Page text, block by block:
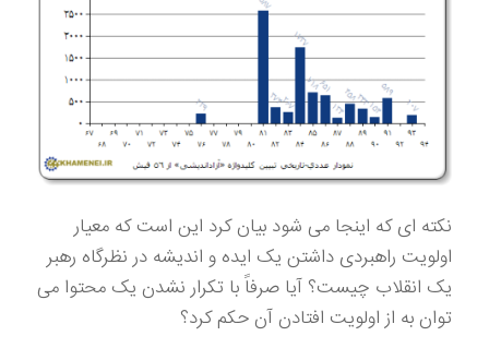
نکته ای که اینجا می شود بیان کرد این است که معیار
اولویت راهبردی داشتن یک ایده و اندیشه در نظرگاه رهبر
یک انقلاب چیست؟ آیا صرفاً با تکرار نشدن یک محتوا می
توان به از اولویت افتادن آن حکم کرد؟